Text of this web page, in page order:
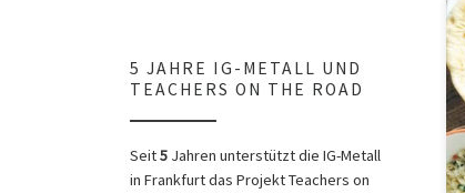
5 JAHRE IG-METALL UND
TEACHERS ON THE ROAD
Seit5 Jahren unterstützt die IG-Metall
in Frankfurt das Projekt Teachers on